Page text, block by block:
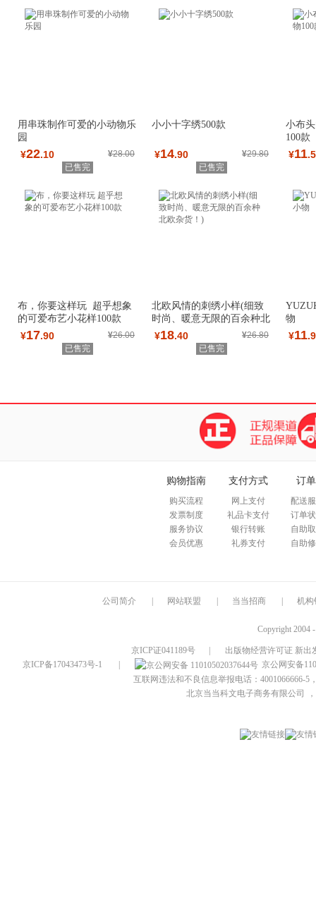
用串珠制作可爱的小动物乐
园
¥22.10 ¥28.00
已售完
小小十字绣500款
¥14.90 ¥29.80
已售完
小布
100款
¥11
布，你要这样玩 超乎想象
的可爱布艺小花样100款
¥17.90 ¥26.00
已售完
北欧风情的刺绣小样(细致
时尚、暖意无限的百余种北
欧杂货！)
¥18.40 ¥26.80
已售完
物
¥11
购物指南
购买流程
发票制度
服务协议
会员优惠
支付方式
网上支付
礼品卡支付
银行转账
礼券支付
订
配送
订单
自助
自助
公司简介 网站联盟 当当招商 机构
Copyright 2004
京ICP证041189号
出版物经营许可证 新出
京ICP备17043473号-1
京公网安备
互联网违法和不良信息举报电话：4001066666-5
北京当当科文电子商务有限公司